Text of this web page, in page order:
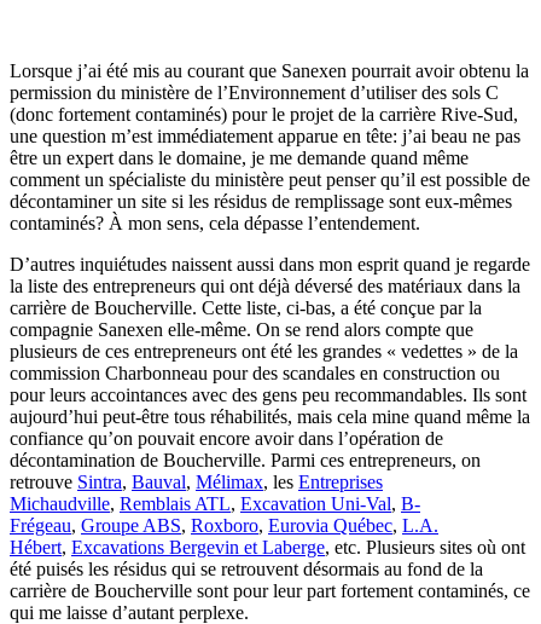
Lorsque j’ai été mis au courant que Sanexen pourrait avoir obtenu la
permission du ministère de l’Environnement d’utiliser des sols C
(donc fortement contaminés) pour le projet de la carrière Rive-Sud,
une question m’est immédiatement apparue en tête: j’ai beau ne pas
être un expert dans le domaine, je me demande quand même
comment un spécialiste du ministère peut penser qu’il est possible de
décontaminer un site si les résidus de remplissage sont eux-mêmes
contaminés? À mon sens, cela dépasse l’entendement.
D’autres inquiétudes naissent aussi dans mon esprit quand je regarde
la liste des entrepreneurs qui ont déjà déversé des matériaux dans la
carrière de Boucherville. Cette liste, ci-bas, a été conçue par la
compagnie Sanexen elle-même. On se rend alors compte que
plusieurs de ces entrepreneurs ont été les grandes « vedettes » de la
commission Charbonneau pour des scandales en construction ou
pour leurs accointances avec des gens peu recommandables. Ils sont
aujourd’hui peut-être tous réhabilités, mais cela mine quand même la
confiance qu’on pouvait encore avoir dans l’opération de
décontamination de Boucherville. Parmi ces entrepreneurs, on
retrouve Sintra, Bauval, Mélimax, les Entreprises
Michaudville, Remblais ATL, Excavation Uni-Val, B-
Frégeau, Groupe ABS, Roxboro, Eurovia Québec, L.A.
Hébert, Excavations Bergevin et Laberge, etc. Plusieurs sites où ont
été puisés les résidus qui se retrouvent désormais au fond de la
carrière de Boucherville sont pour leur part fortement contaminés, ce
qui me laisse d’autant perplexe.